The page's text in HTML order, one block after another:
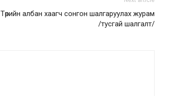
Төрийн албан хаагч сонгон шалгаруулах журам
/тусгай шалгалт/